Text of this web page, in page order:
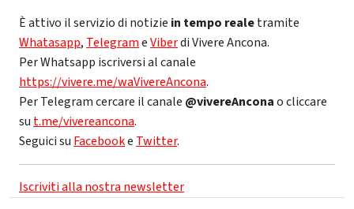
È attivo il servizio di notizie in tempo realetramite
Whatasapp, TelegrameViberdi Vivere Ancona.
Per Whatsapp iscriversi al canale
https://vivere.me/waVivereAncona.
Per Telegram cercare il canale @vivereAnconao cliccare
su t.me/vivereancona.
Seguici su Facebooke Twitter.
Iscriviti alla nostra newsletter